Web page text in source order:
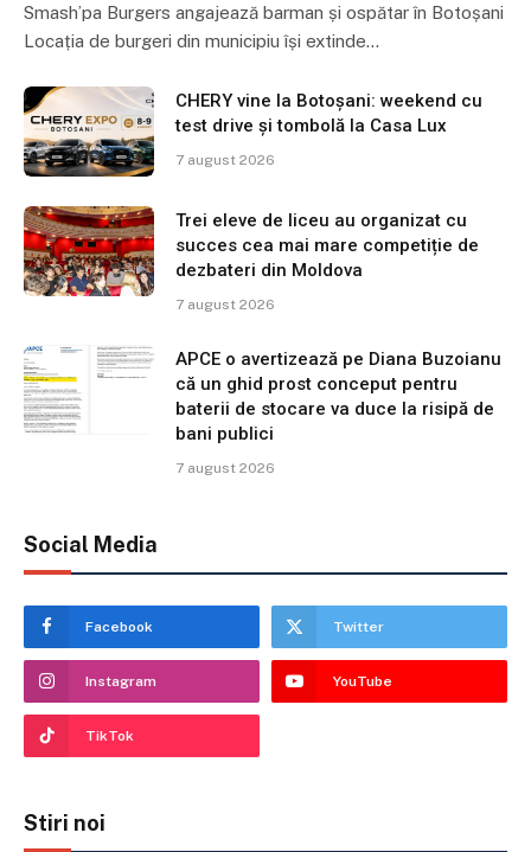
Smash’pa Burgers angajează barman și ospătar în Botoșani
Locația de burgeri din municipiu își extinde…
CHERY vine la Botoșani: weekend cu
test drive și tombolă la Casa Lux
7 august 2026
Trei eleve de liceu au organizat cu
succes cea mai mare competiție de
dezbateri din Moldova
7 august 2026
APCE o avertizează pe Diana Buzoianu
că un ghid prost conceput pentru
baterii de stocare va duce la risipă de
bani publici
7 august 2026
Social Media
Facebook Twitter
Instagram YouTube
TikTok
Stiri noi